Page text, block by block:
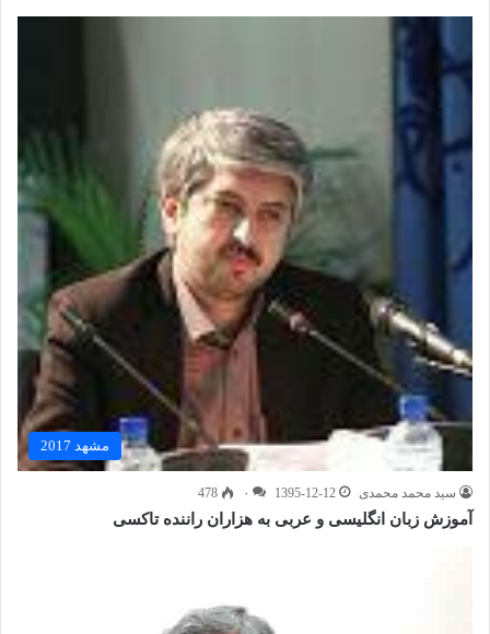
مشهد 2017
سید محمد محمدی 1395-12-12 ۰ 478
آموزش زبان انگلیسی و عربی به هزاران راننده تاکسی